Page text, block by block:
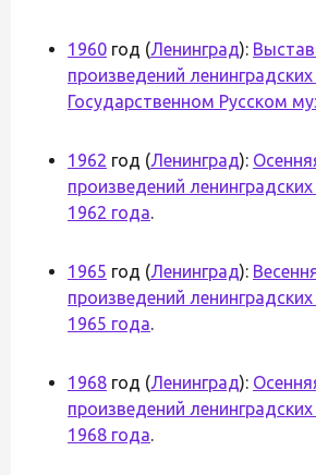
1960 год (Ленинград):
произведений
Государственном Русском
1962 год (Ленинград):
произведений
1962 года.
1965 год (Ленинград):
произведений
1965 года.
1968 год (Ленинград):
произведений
1968 года.